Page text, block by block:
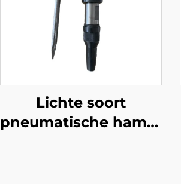
Lichte soort
pneumatische hamer